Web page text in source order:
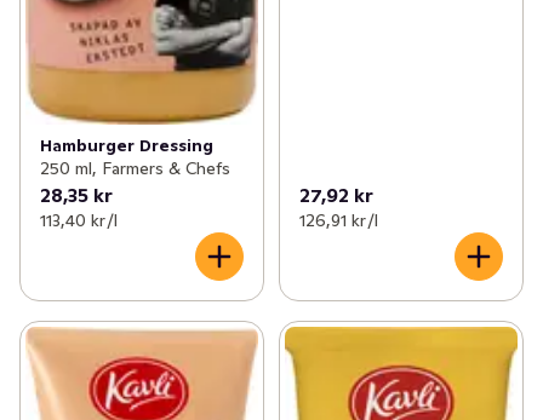
Hamburger Dressing
250 ml, Farmers & Chefs
28,35 kr
113,40 kr /l
27,92 kr
126,91 kr /l